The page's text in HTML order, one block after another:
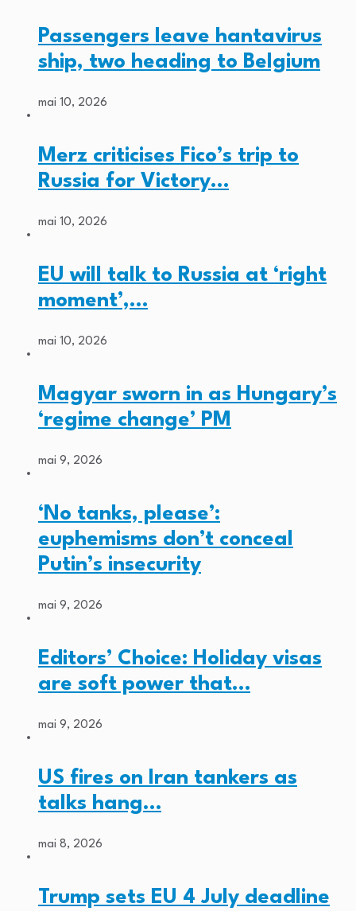
Passengers leave hantavirus
ship, two heading to Belgium
mai 10, 2026
Merz criticises Fico’s trip to
Russia for Victory…
mai 10, 2026
EU will talk to Russia at ‘right
moment’,…
mai 10, 2026
Magyar sworn in as Hungary’s
‘regime change’ PM
mai 9, 2026
‘No tanks, please’:
euphemisms don’t conceal
Putin’s insecurity
mai 9, 2026
Editors’ Choice: Holiday visas
are soft power that…
mai 9, 2026
US fires on Iran tankers as
talks hang…
mai 8, 2026
Trump sets EU 4 July deadline